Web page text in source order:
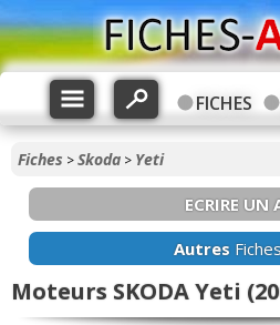
FICHES
Fiches >Skoda > Yeti
ECRIRE UN
Autres
Moteurs SKODA Yeti